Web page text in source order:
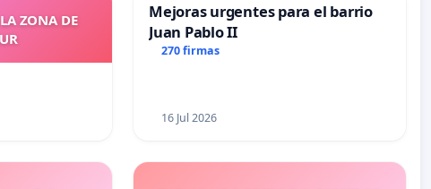
ZONA DE
Mejoras urgentes para el barrio
Juan Pablo II
270 firmas
16 Jul 2026